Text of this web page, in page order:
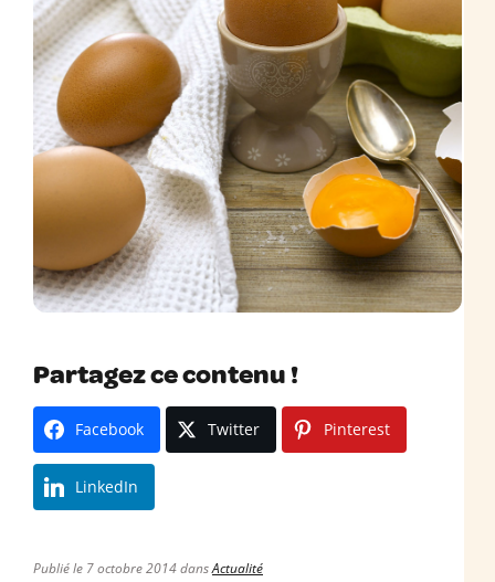
Partagez ce contenu !
Facebook Twitter Pinterest
LinkedIn
Publié le 7 octobre 2014 dansActualité